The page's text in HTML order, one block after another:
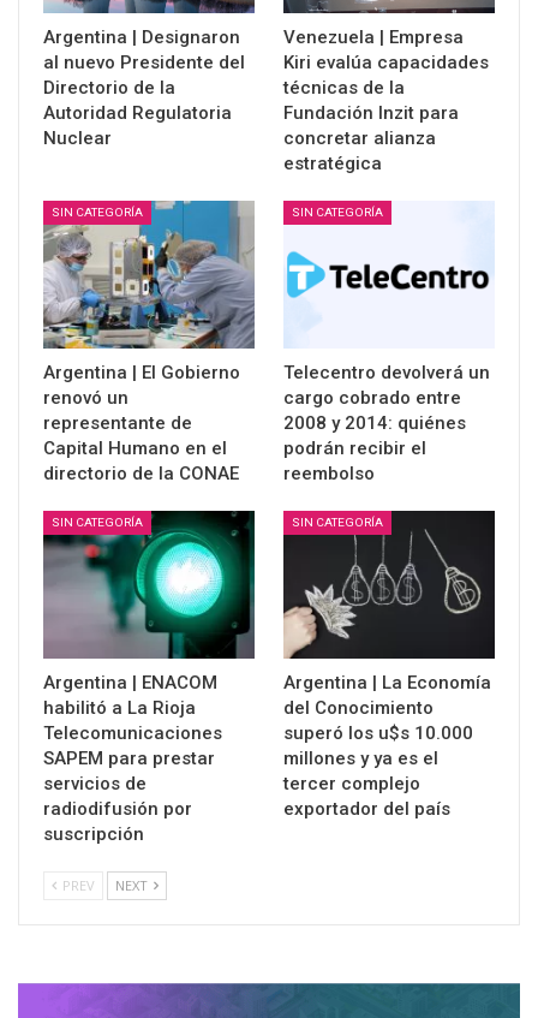
Argentina | Designaron
al nuevo Presidente del
Directorio de la
Autoridad Regulatoria
Nuclear
Venezuela | Empresa
Kiri evalúa capacidades
técnicas de la
Fundación Inzit para
concretar alianza
estratégica
SIN CATEGORÍA
Argentina | El Gobierno
renovó un
representante de
Capital Humano en el
directorio de la CONAE
SIN CATEGORÍA
Telecentro devolverá un
cargo cobrado entre
2008 y 2014: quiénes
podrán recibir el
reembolso
SIN CATEGORÍA
Argentina | ENACOM
habilitó a La Rioja
Telecomunicaciones
SAPEM para prestar
servicios de
radiodifusión por
suscripción
SIN CATEGORÍA
Argentina | La Economía
del Conocimiento
superó los u$s 10.000
millones y ya es el
tercer complejo
exportador del país
PREV NEXT